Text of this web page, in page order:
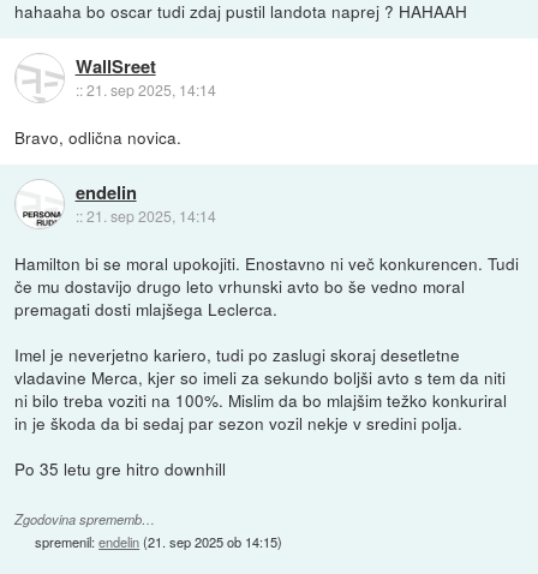
hahaaha bo oscar tudi zdaj pustil landota naprej ? HAHAAH
WallSreet
::21. sep 2025, 14:14
Bravo, odlična novica.
endelin
::21. sep 2025, 14:14
Hamilton bi se moral upokojiti. Enostavno ni več konkurencen. Tudi
če mu dostavijo drugo leto vrhunski avto bo še vedno moral
premagati dosti mlajšega Leclerca.
Imel je neverjetno kariero, tudi po zaslugi skoraj desetletne
vladavine Merca, kjer so imeli za sekundo boljši avto s tem da niti
ni bilo treba voziti na 100%. Mislim da bo mlajšim težko konkuriral
in je škoda da bi sedaj par sezon vozil nekje v sredini polja.
Po 35 letu gre hitro downhill
Zgodovina sprememb…
spremenil:endelin(21. sep 2025 ob 14:15)